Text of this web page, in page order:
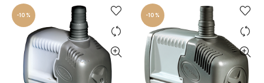
-10% -10%